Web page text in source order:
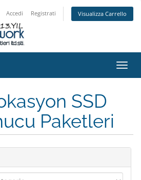
Accedi Registrati Visualizza Carrello
Attiva
SSD
Paketleri